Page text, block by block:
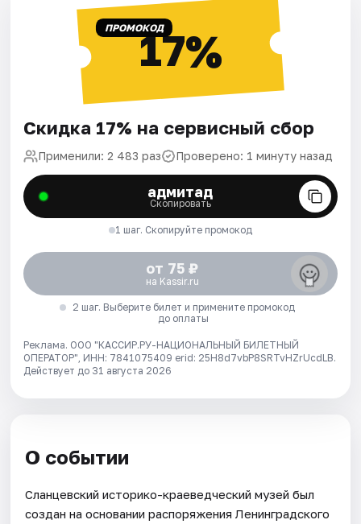
ПРОМОКОД17%
Скидка 17% на сервисный сбор
Применили: 2 483 раз Проверено: 1 минуту назад
адмитад
Скопировать
1 шаг. Скопируйте промокод
от 75 ₽
на Kassir.ru
2 шаг. Выберите билет и примените промокод
до оплаты
Реклама. ООО "КАССИР.РУ-НАЦИОНАЛЬНЫЙ БИЛЕТНЫЙ
ОПЕРАТОР", ИНН: 7841075409 erid: 25H8d7vbP8SRTvHZrUcdLB.
Действует до 31 августа 2026
О событии
Сланцевский историко-краеведческий музей был
создан на основании распоряжения Ленинградского